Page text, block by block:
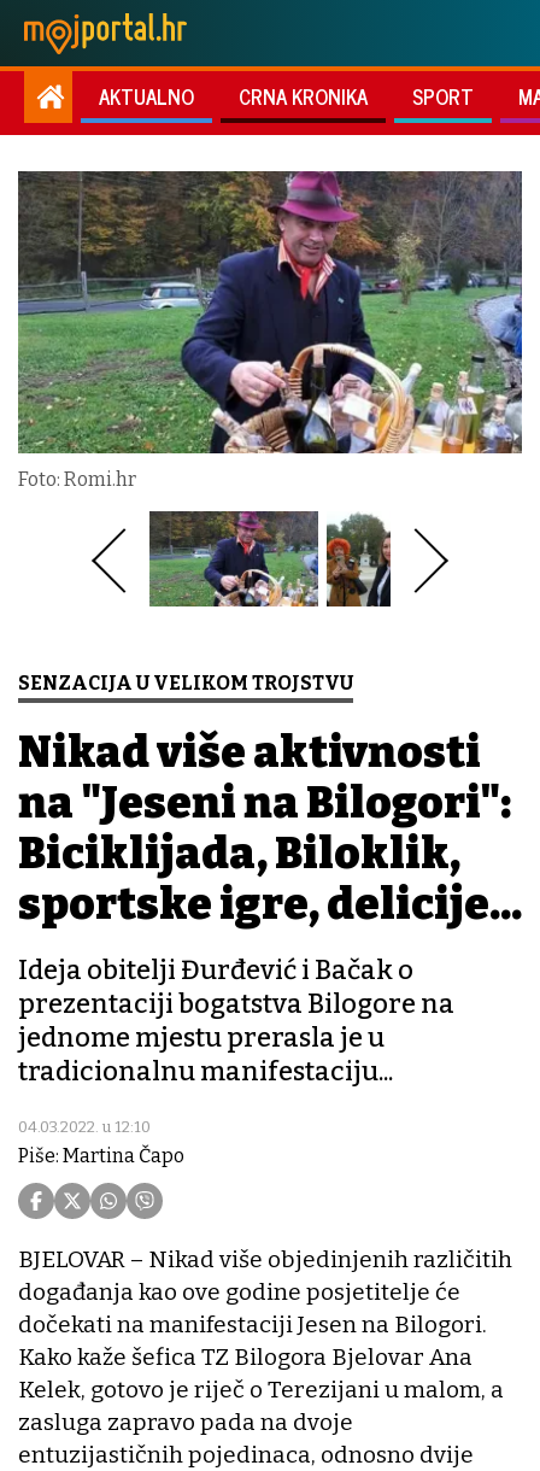
AKTUALNO CRNA KRONIKA SPORT
Foto: Romi.hr
SENZACIJA U VELIKOM TROJSTVU
Nikad više aktivnosti
na "Jeseni na Bilogori":
Biciklijada, Biloklik,
sportske igre, delicije...
Ideja obitelji Đurđević i Bačak o
prezentaciji bogatstva Bilogore na
jednome mjestu prerasla je u
tradicionalnu manifestaciju...
04.03.2022. u 12:10
Piše: Martina Čapo
BJELOVAR – Nikad više objedinjenih različitih
događanja kao ove godine posjetitelje će
dočekati na manifestaciji Jesen na Bilogori.
Kako kaže šefica TZ Bilogora Bjelovar Ana
Kelek, gotovo je riječ o Terezijani u malom, a
zasluga zapravo pada na dvoje
entuzijastičnih pojedinaca, odnosno dvije